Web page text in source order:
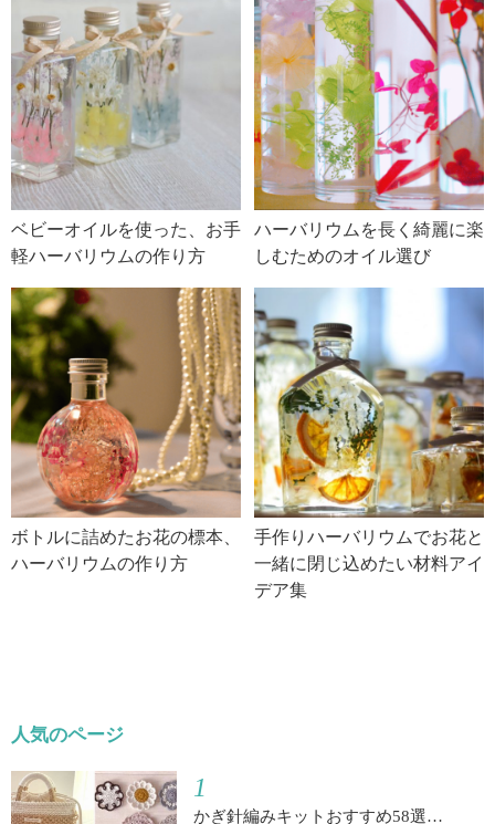
ベビーオイルを使った、お手
軽ハーバリウムの作り方
ハーバリウムを長く綺麗に楽
しむためのオイル選び
ボトルに詰めたお花の標本、
ハーバリウムの作り方
手作りハーバリウムでお花と
一緒に閉じ込めたい材料アイ
デア集
人気のページ
1
かぎ針編みキットおすすめ58選…